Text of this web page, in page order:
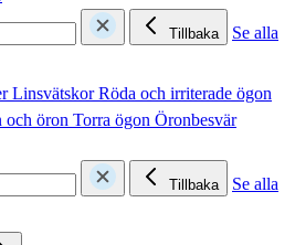
Tillbaka
Se alla
LinsvätskorRöda och irriterade ögon
och öron Torra ögon Öronbesvär
Tillbaka
Se alla